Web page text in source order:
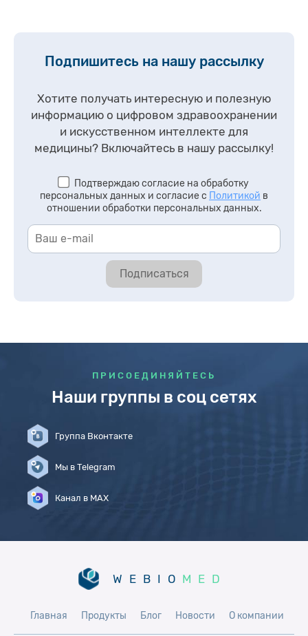
Подпишитесь на нашу рассылку
Хотите получать интересную и полезную
информацию о цифровом здравоохранении
и искусственном интеллекте для
медицины? Включайтесь в нашу рассылку!
Подтверждаю согласие на обработку
персональных данных и согласие с Политикой в
отношении обработки персональных данных.
Подписаться
ПРИСОЕДИНЯЙТЕСЬ
Наши группы в соц сетях
Группа Вконтакте
Мы в Telegram
Канал в MAX
WEBIO MED
Главная Продукты Блог Новости О компании